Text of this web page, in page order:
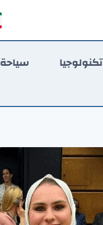
تكنولوجيا سياحة